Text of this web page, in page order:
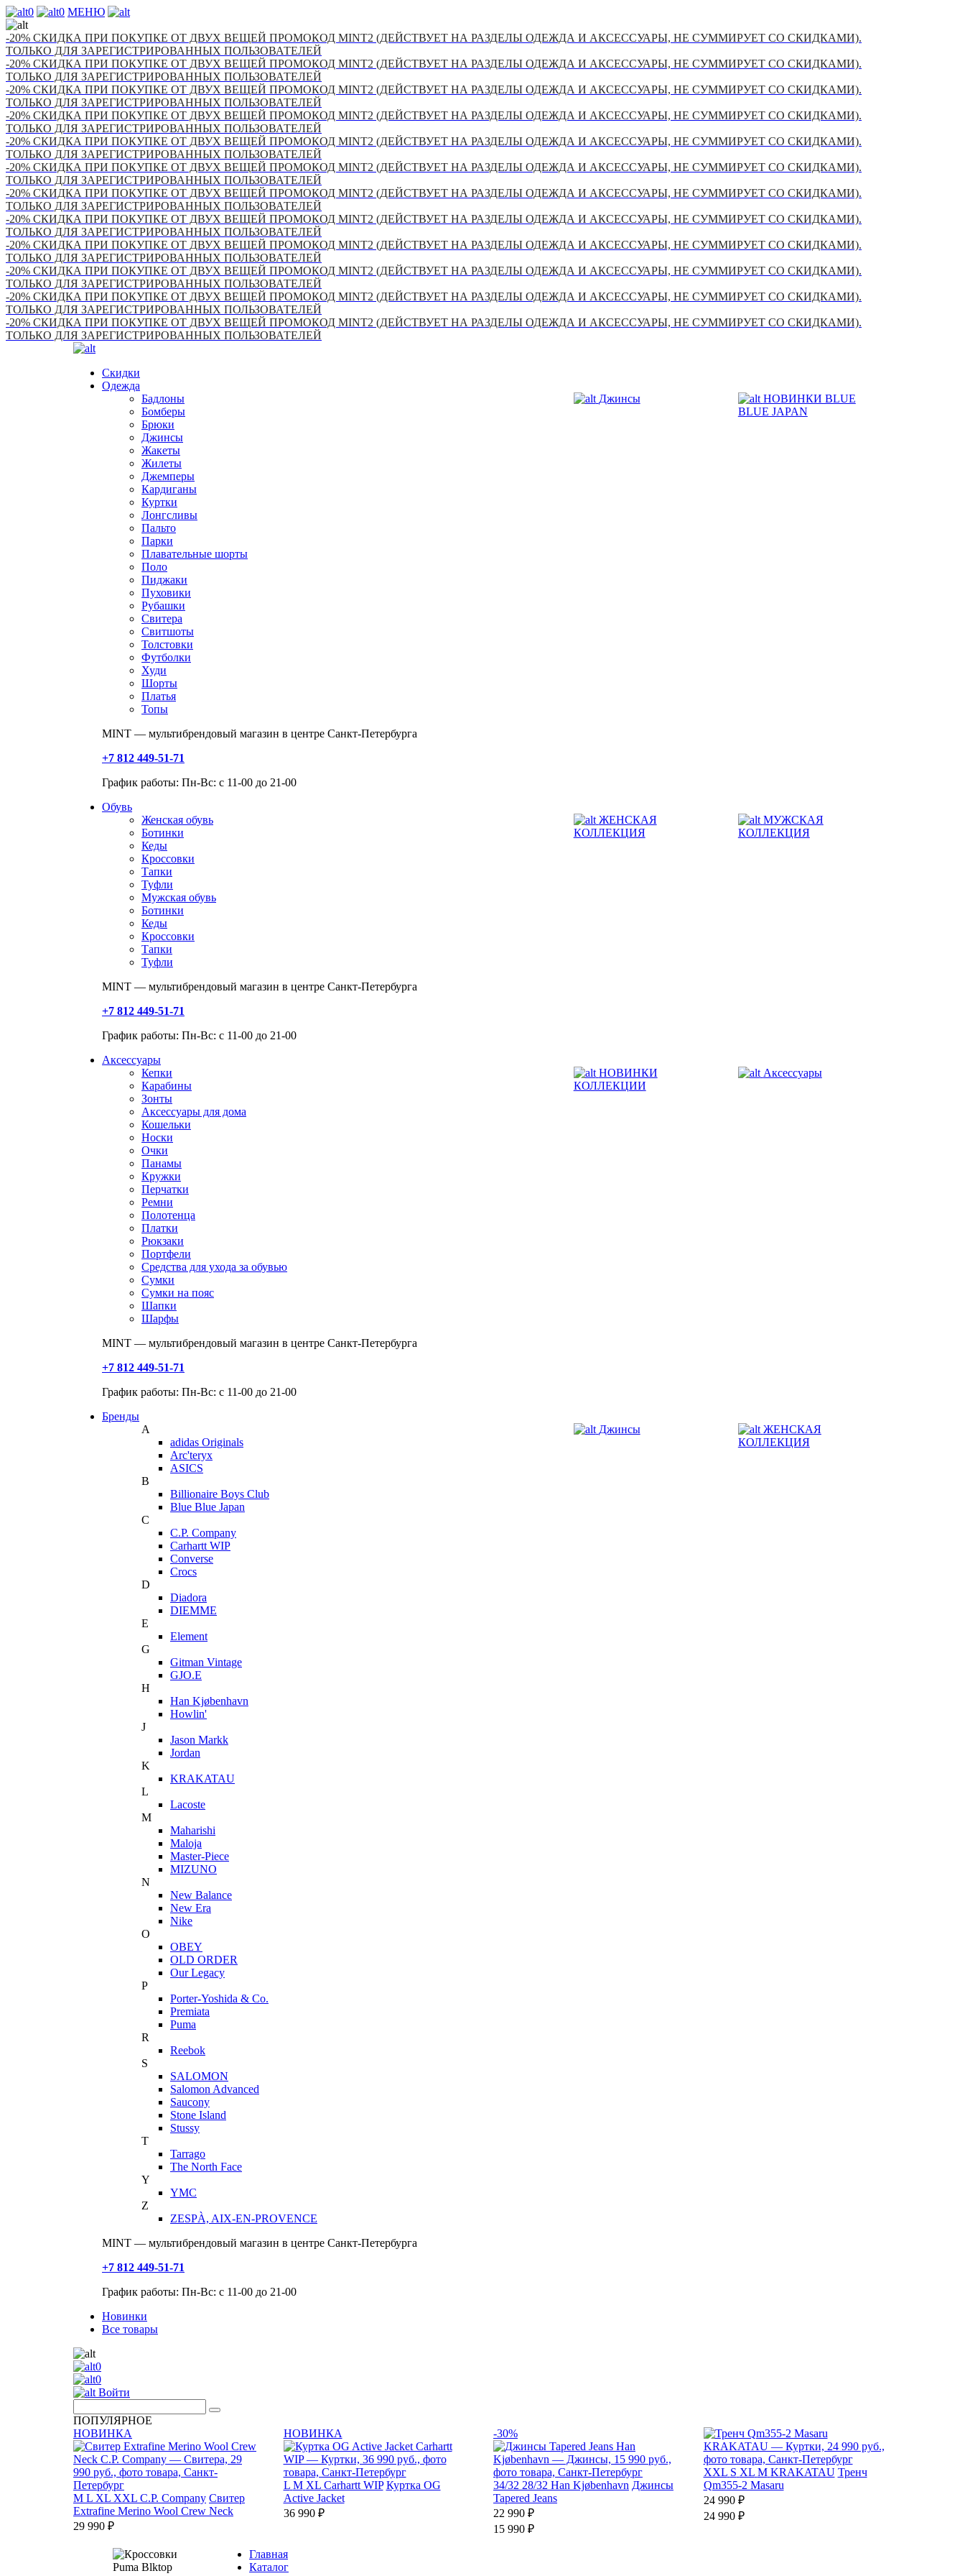
0 0 МЕНЮ
-20% СКИДКА ПРИ ПОКУПКЕ ОТ ДВУХ ВЕЩЕЙ ПРОМОКОД MINT2 (ДЕЙСТВУЕТ НА РАЗДЕЛЫ ОДЕЖДА И АКСЕССУАРЫ, НЕ СУММИРУЕТ СО СКИДКАМИ).
ТОЛЬКО ДЛЯ ЗАРЕГИСТРИРОВАННЫХ ПОЛЬЗОВАТЕЛЕЙ
-20% СКИДКА ПРИ ПОКУПКЕ ОТ ДВУХ ВЕЩЕЙ ПРОМОКОД MINT2 (ДЕЙСТВУЕТ НА РАЗДЕЛЫ ОДЕЖДА И АКСЕССУАРЫ, НЕ СУММИРУЕТ СО СКИДКАМИ).
ТОЛЬКО ДЛЯ ЗАРЕГИСТРИРОВАННЫХ ПОЛЬЗОВАТЕЛЕЙ
-20% СКИДКА ПРИ ПОКУПКЕ ОТ ДВУХ ВЕЩЕЙ ПРОМОКОД MINT2 (ДЕЙСТВУЕТ НА РАЗДЕЛЫ ОДЕЖДА И АКСЕССУАРЫ, НЕ СУММИРУЕТ СО СКИДКАМИ).
ТОЛЬКО ДЛЯ ЗАРЕГИСТРИРОВАННЫХ ПОЛЬЗОВАТЕЛЕЙ
-20% СКИДКА ПРИ ПОКУПКЕ ОТ ДВУХ ВЕЩЕЙ ПРОМОКОД MINT2 (ДЕЙСТВУЕТ НА РАЗДЕЛЫ ОДЕЖДА И АКСЕССУАРЫ, НЕ СУММИРУЕТ СО СКИДКАМИ).
ТОЛЬКО ДЛЯ ЗАРЕГИСТРИРОВАННЫХ ПОЛЬЗОВАТЕЛЕЙ
-20% СКИДКА ПРИ ПОКУПКЕ ОТ ДВУХ ВЕЩЕЙ ПРОМОКОД MINT2 (ДЕЙСТВУЕТ НА РАЗДЕЛЫ ОДЕЖДА И АКСЕССУАРЫ, НЕ СУММИРУЕТ СО СКИДКАМИ).
ТОЛЬКО ДЛЯ ЗАРЕГИСТРИРОВАННЫХ ПОЛЬЗОВАТЕЛЕЙ
-20% СКИДКА ПРИ ПОКУПКЕ ОТ ДВУХ ВЕЩЕЙ ПРОМОКОД MINT2 (ДЕЙСТВУЕТ НА РАЗДЕЛЫ ОДЕЖДА И АКСЕССУАРЫ, НЕ СУММИРУЕТ СО СКИДКАМИ).
ТОЛЬКО ДЛЯ ЗАРЕГИСТРИРОВАННЫХ ПОЛЬЗОВАТЕЛЕЙ
-20% СКИДКА ПРИ ПОКУПКЕ ОТ ДВУХ ВЕЩЕЙ ПРОМОКОД MINT2 (ДЕЙСТВУЕТ НА РАЗДЕЛЫ ОДЕЖДА И АКСЕССУАРЫ, НЕ СУММИРУЕТ СО СКИДКАМИ).
ТОЛЬКО ДЛЯ ЗАРЕГИСТРИРОВАННЫХ ПОЛЬЗОВАТЕЛЕЙ
-20% СКИДКА ПРИ ПОКУПКЕ ОТ ДВУХ ВЕЩЕЙ ПРОМОКОД MINT2 (ДЕЙСТВУЕТ НА РАЗДЕЛЫ ОДЕЖДА И АКСЕССУАРЫ, НЕ СУММИРУЕТ СО СКИДКАМИ).
ТОЛЬКО ДЛЯ ЗАРЕГИСТРИРОВАННЫХ ПОЛЬЗОВАТЕЛЕЙ
-20% СКИДКА ПРИ ПОКУПКЕ ОТ ДВУХ ВЕЩЕЙ ПРОМОКОД MINT2 (ДЕЙСТВУЕТ НА РАЗДЕЛЫ ОДЕЖДА И АКСЕССУАРЫ, НЕ СУММИРУЕТ СО СКИДКАМИ).
ТОЛЬКО ДЛЯ ЗАРЕГИСТРИРОВАННЫХ ПОЛЬЗОВАТЕЛЕЙ
-20% СКИДКА ПРИ ПОКУПКЕ ОТ ДВУХ ВЕЩЕЙ ПРОМОКОД MINT2 (ДЕЙСТВУЕТ НА РАЗДЕЛЫ ОДЕЖДА И АКСЕССУАРЫ, НЕ СУММИРУЕТ СО СКИДКАМИ).
ТОЛЬКО ДЛЯ ЗАРЕГИСТРИРОВАННЫХ ПОЛЬЗОВАТЕЛЕЙ
-20% СКИДКА ПРИ ПОКУПКЕ ОТ ДВУХ ВЕЩЕЙ ПРОМОКОД MINT2 (ДЕЙСТВУЕТ НА РАЗДЕЛЫ ОДЕЖДА И АКСЕССУАРЫ, НЕ СУММИРУЕТ СО СКИДКАМИ).
ТОЛЬКО ДЛЯ ЗАРЕГИСТРИРОВАННЫХ ПОЛЬЗОВАТЕЛЕЙ
-20% СКИДКА ПРИ ПОКУПКЕ ОТ ДВУХ ВЕЩЕЙ ПРОМОКОД MINT2 (ДЕЙСТВУЕТ НА РАЗДЕЛЫ ОДЕЖДА И АКСЕССУАРЫ, НЕ СУММИРУЕТ СО СКИДКАМИ).
ТОЛЬКО ДЛЯ ЗАРЕГИСТРИРОВАННЫХ ПОЛЬЗОВАТЕЛЕЙ
Скидки
Одежда
Бадлоны
Бомберы
Брюки
Джинсы
Жакеты
Жилеты
Джемперы
Кардиганы
Куртки
Лонгсливы
Пальто
Парки
Плавательные шорты
Поло
Пиджаки
Пуховики
Рубашки
Свитера
Свитшоты
Толстовки
Футболки
Худи
Шорты
Платья
Топы
Джинсы
НОВИНКИ BLUE
BLUE JAPAN
MINT — мультибрендовый магазин в центре Санкт-Петербурга
+7 812 449-51-71
График работы: Пн-Вс: с 11-00 до 21-00
Обувь
Женская обувь
Ботинки
Кеды
Кроссовки
Тапки
Туфли
Мужская обувь
Ботинки
Кеды
Кроссовки
Тапки
Туфли
ЖЕНСКАЯ
КОЛЛЕКЦИЯ
МУЖСКАЯ
КОЛЛЕКЦИЯ
MINT — мультибрендовый магазин в центре Санкт-Петербурга
+7 812 449-51-71
График работы: Пн-Вс: с 11-00 до 21-00
Аксессуары
Кепки
Карабины
Зонты
Аксессуары для дома
Кошельки
Носки
Очки
Панамы
Кружки
Перчатки
Ремни
Полотенца
Платки
Рюкзаки
Портфели
Средства для ухода за обувью
Сумки
Сумки на пояс
Шапки
Шарфы
НОВИНКИ
КОЛЛЕКЦИИ
Аксессуары
MINT — мультибрендовый магазин в центре Санкт-Петербурга
+7 812 449-51-71
График работы: Пн-Вс: с 11-00 до 21-00
Бренды
A
adidas Originals
Arc'teryx
ASICS
B
Billionaire Boys Club
Blue Blue Japan
C
C.P. Company
Carhartt WIP
Converse
Crocs
D
Diadora
DIEMME
E
Element
G
Gitman Vintage
GJO.E
H
Han Kjøbenhavn
Howlin'
J
Jason Markk
Jordan
K
KRAKATAU
L
Lacoste
M
Maharishi
Maloja
Master-Piece
MIZUNO
N
New Balance
New Era
Nike
O
OBEY
OLD ORDER
Our Legacy
P
Porter-Yoshida & Co.
Premiata
Puma
R
Reebok
S
SALOMON
Salomon Advanced
Saucony
Stone Island
Stussy
T
Tarrago
The North Face
Y
YMC
Z
ZESPÀ, AIX-EN-PROVENCE
Джинсы
ЖЕНСКАЯ
КОЛЛЕКЦИЯ
MINT — мультибрендовый магазин в центре Санкт-Петербурга
+7 812 449-51-71
График работы: Пн-Вс: с 11-00 до 21-00
Новинки
Все товары
0
0
Войти
ПОПУЛЯРНОЕ
НОВИНКА
M L XL XXL C.P. Company Свитер
Extrafine Merino Wool Crew Neck
29 990 ₽
НОВИНКА
L M XL Carhartt WIP Куртка OG
Active Jacket
36 990 ₽
-30%
34/32 28/32 Han Kjøbenhavn Джинсы
Tapered Jeans
22 990 ₽
15 990 ₽
XXL S XL M KRAKATAU Тренч
Qm355-2 Masaru
24 990 ₽
24 990 ₽
Главная
Каталог